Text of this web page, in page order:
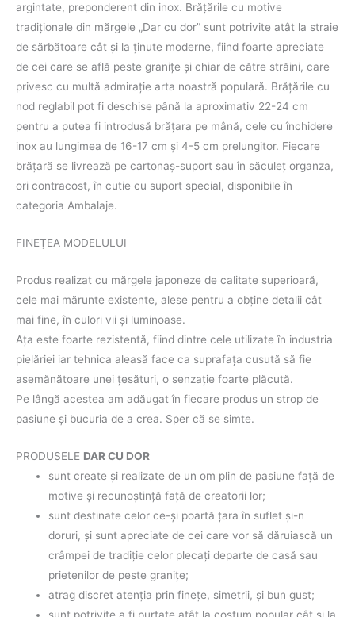
argintate, preponderent din inox. Brăţările cu motive
tradiţionale din mărgele „Dar cu dor” sunt potrivite atât la straie
de sărbătoare cât şi la ţinute moderne, fiind foarte apreciate
de cei care se află peste graniţe şi chiar de către străini, care
privesc cu multă admiraţie arta noastră populară. Brățările cu
nod reglabil pot fi deschise până la aproximativ 22-24 cm
pentru a putea fi introdusă brăţara pe mână, cele cu închidere
inox au lungimea de 16-17 cm și 4-5 cm prelungitor. Fiecare
brăţară se livrează pe cartonaş-suport sau în săculeţ organza,
ori contracost, în cutie cu suport special, disponibile în
categoria Ambalaje.
FINEŢEA MODELULUI
Produs realizat cu mărgele japoneze de calitate superioară,
cele mai mărunte existente, alese pentru a obţine detalii cât
mai fine, în culori vii şi luminoase.
Aţa este foarte rezistentă, fiind dintre cele utilizate în industria
pielăriei iar tehnica aleasă face ca suprafaţa cusută să fie
asemănătoare unei ţesături, o senzaţie foarte plăcută.
Pe lângă acestea am adăugat în fiecare produs un strop de
pasiune şi bucuria de a crea. Sper că se simte.
PRODUSELE DAR CU DOR
sunt create şi realizate de un om plin de pasiune faţă de
motive şi recunoştinţă faţă de creatorii lor;
sunt destinate celor ce-şi poartă ţara în suflet şi-n
doruri, şi sunt apreciate de cei care vor să dăruiască un
crâmpei de tradiţie celor plecaţi departe de casă sau
prietenilor de peste graniţe;
atrag discret atenţia prin fineţe, simetrii, şi bun gust;
sunt potrivite a fi purtate atât la costum popular cât şi la